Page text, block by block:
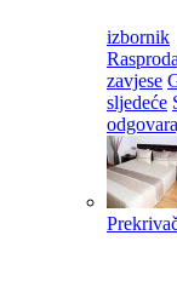
izbornik
zavjese
sljedeće